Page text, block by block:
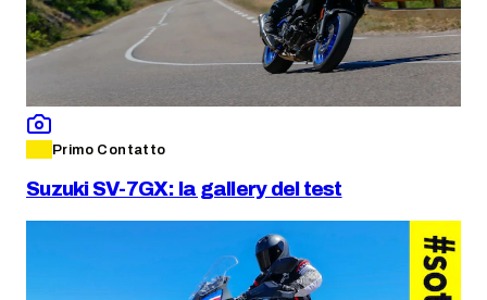
Primo Contatto
Suzuki SV-7GX: la gallery del test